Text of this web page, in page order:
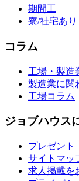
期間工
寮/社宅あ
コラム
工場・製造
製造業に関
工場コラム
ジョブハウス
プレゼント
サイトマッ
求人掲載を